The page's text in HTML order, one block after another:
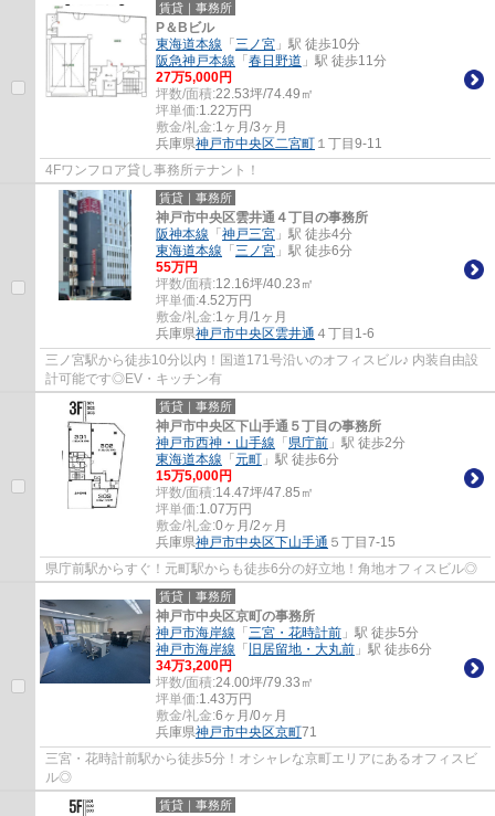
賃貸｜事務所
P＆Bビル
東海道本線 「 三ノ宮 」駅 徒歩10分
阪急神戸本線 「 春日野道 」駅 徒歩11分
27万5,000円
坪数/面積:22.53坪/74.49㎡
坪単価:1.22万円
敷金/礼金:1ヶ月/3ヶ月
兵庫県神戸市中央区二宮町 １丁目9-11
4Fワンフロア貸し事務所テナント！
賃貸｜事務所
神戸市中央区雲井通４丁目の事務所
阪神本線 「 神戸三宮 」駅 徒歩4分
東海道本線 「 三ノ宮 」駅 徒歩6分
55万円
坪数/面積:12.16坪/40.23㎡
坪単価:4.52万円
敷金/礼金:1ヶ月/1ヶ月
兵庫県神戸市中央区雲井通 ４丁目1-6
三ノ宮駅から徒歩10分以内！国道171号沿いのオフィスビル♪ 内装自由設
計可能です◎EV・キッチン有
賃貸｜事務所
神戸市中央区下山手通５丁目の事務所
神戸市西神・山手線 「 県庁前 」駅 徒歩2分
東海道本線 「 元町 」駅 徒歩6分
15万5,000円
坪数/面積:14.47坪/47.85㎡
坪単価:1.07万円
敷金/礼金:0ヶ月/2ヶ月
兵庫県神戸市中央区下山手通 ５丁目7-15
県庁前駅からすぐ！元町駅からも徒歩6分の好立地！角地オフィスビル◎
賃貸｜事務所
神戸市中央区京町の事務所
神戸市海岸線 「 三宮・花時計前 」駅 徒歩5分
神戸市海岸線 「 旧居留地・大丸前 」駅 徒歩6分
34万3,200円
坪数/面積:24.00坪/79.33㎡
坪単価:1.43万円
敷金/礼金:6ヶ月/0ヶ月
兵庫県神戸市中央区京町71
三宮・花時計前駅から徒歩5分！オシャレな京町エリアにあるオフィスビ
ル◎
賃貸｜事務所